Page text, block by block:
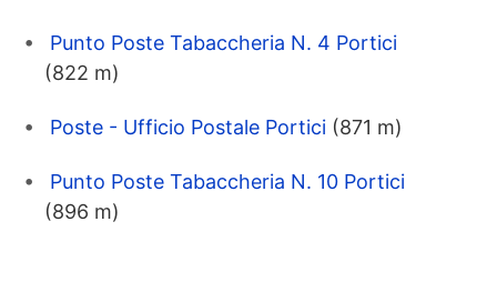
Punto Poste Tabaccheria N. 4 Portici
(822 m)
Poste - Ufficio Postale Portici (871 m)
Punto Poste Tabaccheria N. 10 Portici
(896 m)